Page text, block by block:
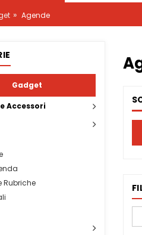
» Agende
Gadget
Accessori
Rubriche